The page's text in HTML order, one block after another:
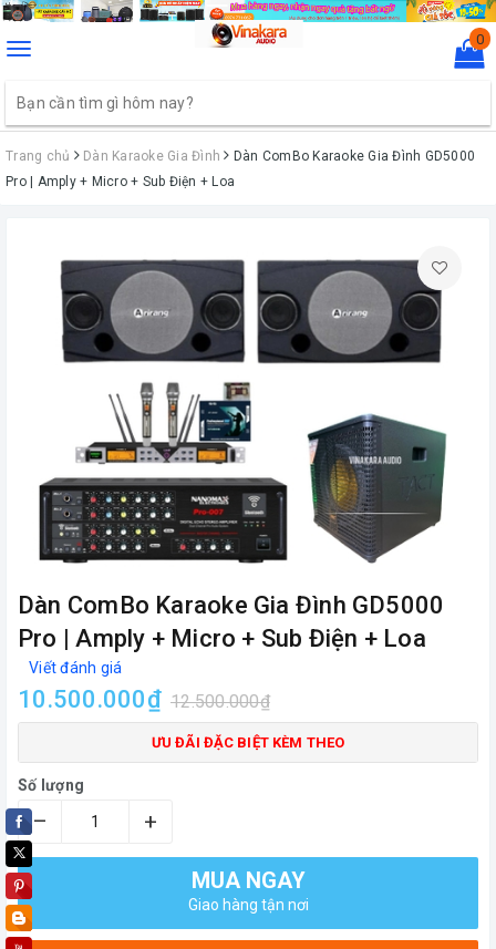
Toggle
0
Trang chủ Dàn Karaoke Gia Đình
Dàn ComBo Karaoke Gia Đình GD5000
Pro | Amply + Micro + Sub Điện + Loa
Dàn ComBo Karaoke Gia Đình GD5000
Pro | Amply + Micro + Sub Điện + Loa
Viết đánh giá
10.500.000₫ 12.500.000₫
ƯU ĐÃI ĐẶC BIỆT KÈM THEO
Số lượng
– +
MUA NGAY
Giao hàng tận nơi